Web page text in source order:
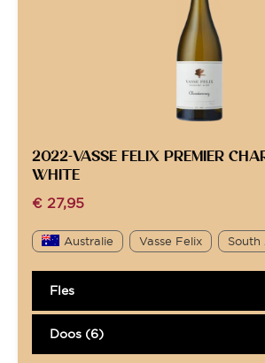
2022-VASSE FELIX PREMIER
WHITE
€ 27,95
Australie Vasse Felix South
Fles
Doos (6)